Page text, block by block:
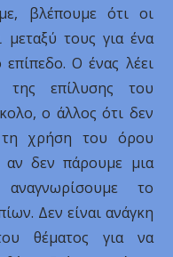
βλέπουμε ότι οι
τους για ένα
Ο ένας λέει
της επίλυσης του
ο άλλος ότι δεν
τη χρήση του όρου
αν δεν πάρουμε μια
το
Δεν είναι ανάγκη
θέματος για να